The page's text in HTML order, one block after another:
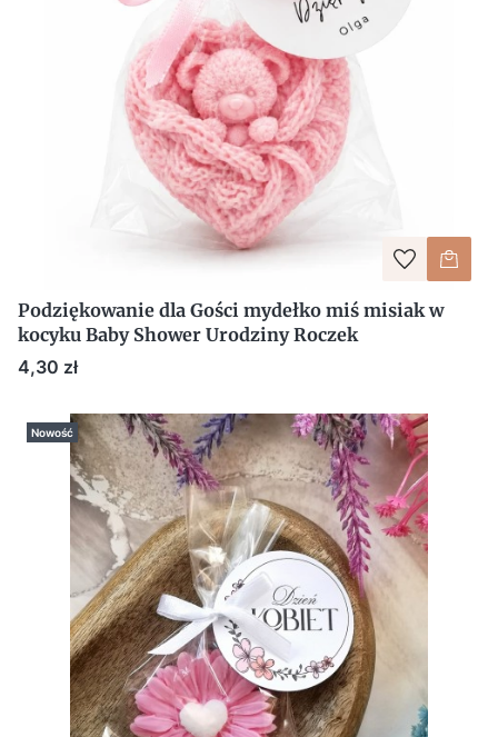
Podziękowanie dla Gości mydełko miś misiak w
kocyku Baby Shower Urodziny Roczek
Cena
4,30 zł
Nowość